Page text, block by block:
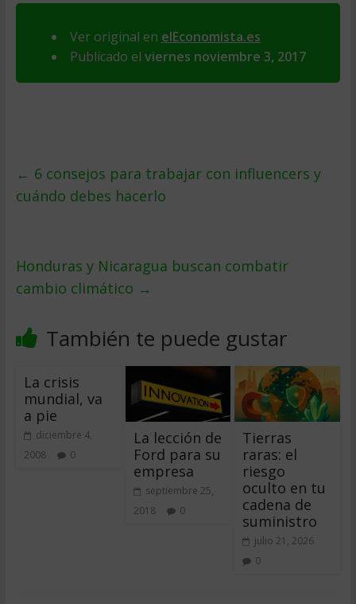
Ver original en elEconomista.es
Publicado el viernes noviembre 3, 2017
← 6 consejos para trabajar con influencers y
cuándo debes hacerlo
Honduras y Nicaragua buscan combatir
cambio climático →
También te puede gustar
La crisis
mundial, va
a pie
diciembre 4,
2008
0
La lección de
Ford para su
empresa
septiembre 25,
2018
0
Tierras
raras: el
riesgo
oculto en tu
cadena de
suministro
julio 21, 2026
0